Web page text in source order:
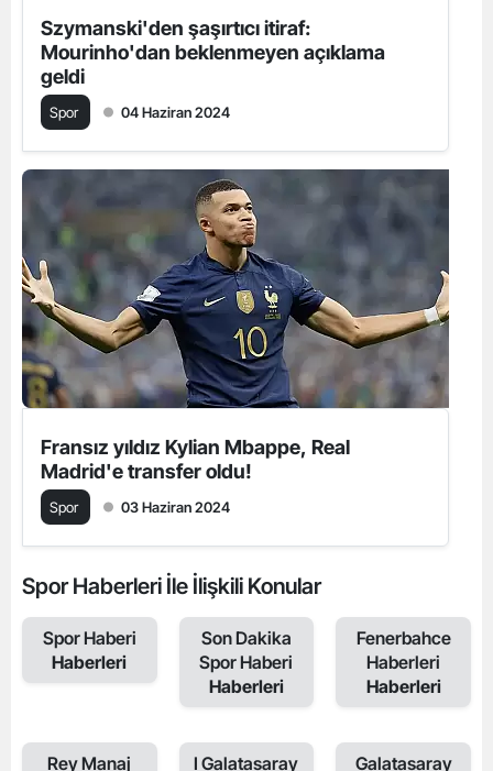
Szymanski'den şaşırtıcı itiraf:
Mourinho'dan beklenmeyen açıklama
geldi
Spor 04 Haziran 2024
Fransız yıldız Kylian Mbappe, Real
Madrid'e transfer oldu!
Spor 03 Haziran 2024
Spor Haberleri İle İlişkili Konular
Spor Haberi
Haberleri
Son Dakika
Spor Haberi
Haberleri
Fenerbahce
Haberleri
Haberleri
Rey Manaj
I Galatasaray
Galatasaray